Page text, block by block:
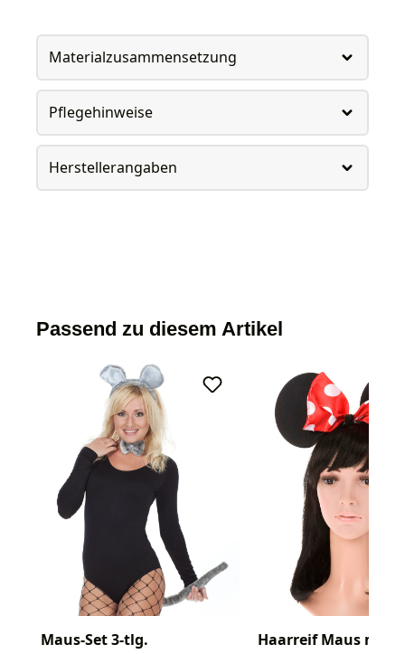
Materialzusammensetzung
Pflegehinweise
Herstellerangaben
Passend zu diesem Artikel
Maus-Set 3-tlg.
Haarreif Maus mit